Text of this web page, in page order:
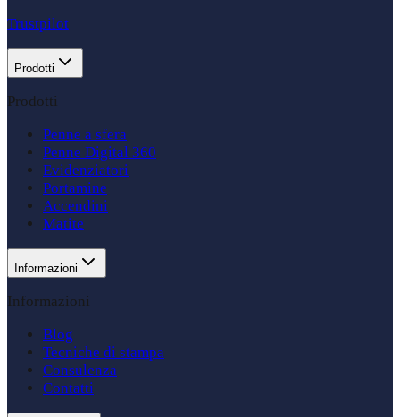
Trustpilot
Prodotti
Prodotti
Penne a sfera
Penne Digital 360
Evidenziatori
Portamine
Accendini
Matite
Informazioni
Informazioni
Blog
Tecniche di stampa
Consulenza
Contatti